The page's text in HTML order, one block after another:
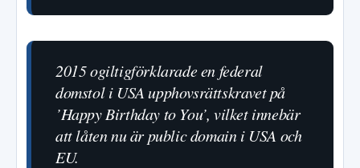
2015 ogiltigförklarade en federal
domstol i USA upphovsrättskravet på
’Happy Birthday to You’, vilket innebär
att låten nu är public domain i USA och
EU.